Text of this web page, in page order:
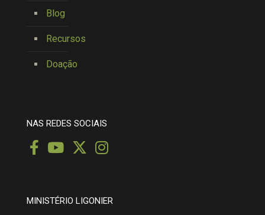
Blog
Recursos
Doação
NAS REDES SOCIAIS
MINISTÉRIO LIGONIER